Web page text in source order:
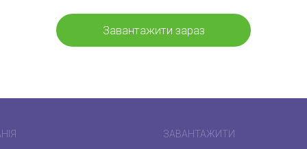
Завантажити зараз
ЗАВАНТАЖИТИ